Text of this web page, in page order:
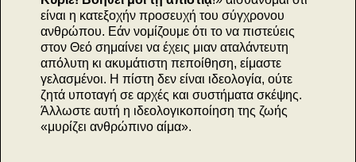
είναι η κατεξοχήν προσευχή του σύγχρονου
ανθρώπου. Εάν νομίζουμε ότι το να πιστεύεις
στον Θεό σημαίνει να έχεις μιαν αταλάντευτη
απόλυτη κι ακυμάτιστη πεποίθηση, είμαστε
γελασμένοι. Η πίστη δεν είναι ιδεολογία, ούτε
ζητά υποταγή σε αρχές και συστήματα σκέψης.
Άλλωστε αυτή η ιδεολογικοποίηση της ζωής
«μυρίζει ανθρώπινο αίμα».